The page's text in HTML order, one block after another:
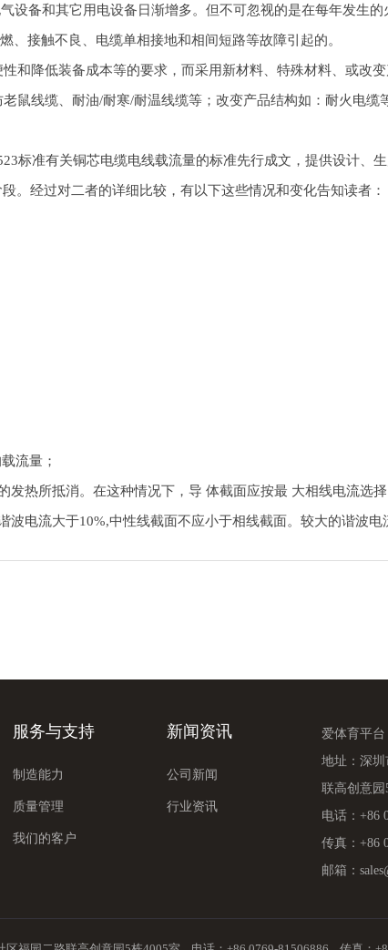
备和其它用电设备日渐增多。但不可忽视的是在每年发生
接触不良、电缆单相接地和相间短路等故障引起的。
降低装备成本等的要求，而采用新材料、特殊材料、或改
鼠线缆、耐油/耐寒/耐温线缆等；改变产品结构如：耐火电
准有关铜芯电缆电线载流量的标准先行成文，提供设计、
。经过对二者的详细比较，有以下这些情况和变化告知读者：
流量；
热所抵消。在这种情况下，导 体截面应按最 大相线电流选择
流大于10%,中性线截面不应小于相线截面。较大的谐波电
服务与支持
制造能力
质量管理
我们的客户
新闻资讯
公司新闻
行业资讯
爱体育平台
地址：深
联高创意园
电话：+86
传真：+86
邮箱：